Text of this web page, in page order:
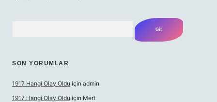
SON YORUMLAR
1917 Hangi Olay Oldu için admin
1917 Hangi Olay Oldu için Mert